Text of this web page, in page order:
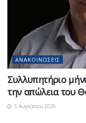
ΑΝΑΚΟΙΝΏΣΕΙΣ
Συλλυπητήριο
την απώλεια του
5 Αυγούστου 2026